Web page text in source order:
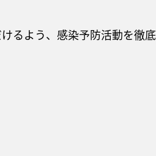
るよう、感染予防活動を徹